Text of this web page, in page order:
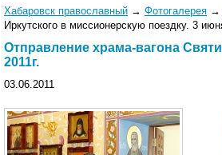
Хабаровск православный → Фотогалерея →
Иркутского в миссионерскую поездку. 3
Отправление храма-вагона
2011г.
03.06.2011